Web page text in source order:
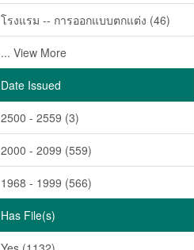
โรงแรม -- การออกแบบตกแต่ง (46)
... View More
Date Issued
2500 - 2559 (3)
2000 - 2099 (559)
1968 - 1999 (566)
Has File(s)